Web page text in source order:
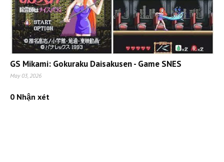
GS Mikami: Gokuraku Daisakusen - Game SNES
May 03, 2026
0 Nhận xét